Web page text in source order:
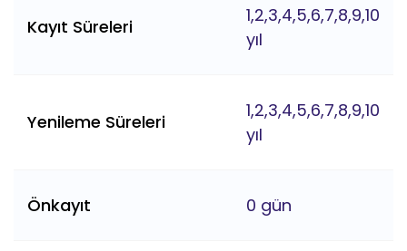
Kayıt Süreleri
1,2,3,4,5,6,7,8,9,10
yıl
Yenileme Süreleri
1,2,3,4,5,6,7,8,9,10
yıl
Önkayıt 0 gün